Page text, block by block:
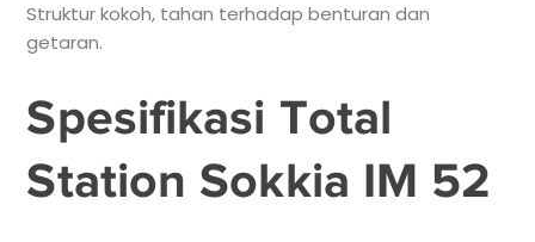
Struktur kokoh, tahan terhadap benturan dan
getaran.
Spesifikasi Total
Station Sokkia IM 52